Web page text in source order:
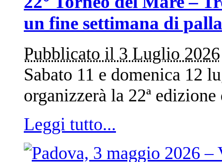
un fine settimana di
Pubblicato il 3 Luglio 2026
Sabato 11 e domenica 12
organizzerà la 22ª
Leggi tutto...